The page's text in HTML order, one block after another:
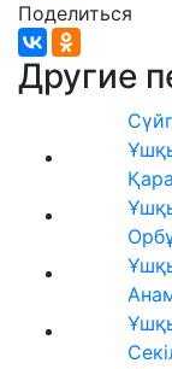
Поделиться
Другие